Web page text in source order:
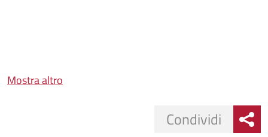
Mostra altro
Condividi